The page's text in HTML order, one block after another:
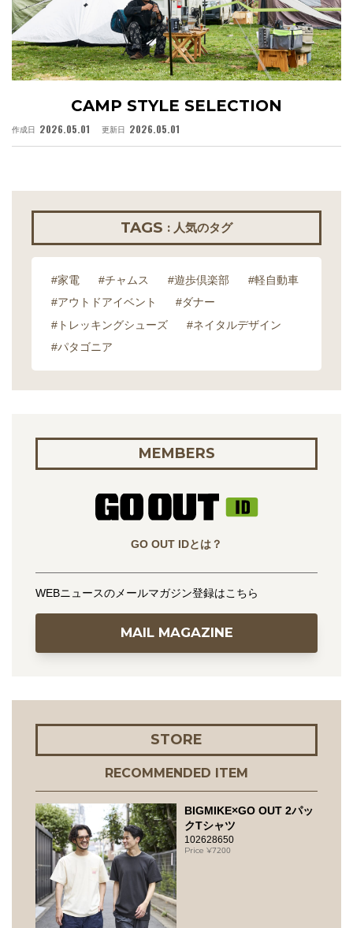
CAMP STYLE SELECTION
作成日 2026.05.01 更新日 2026.05.01
TAGS : 人気のタグ
#家電 #チャムス #遊歩倶楽部
#軽自動車
#アウトドアイベント
#ダナー
#トレッキングシューズ
#ネイタルデザイン
#パタゴニア
MEMBERS
GO OUT IDとは？
WEBニュースのメールマガジン登録はこちら
MAIL MAGAZINE
STORE
RECOMMENDED ITEM
BIGMIKE×GO OUT 2パッ
クTシャツ
102628650
7200